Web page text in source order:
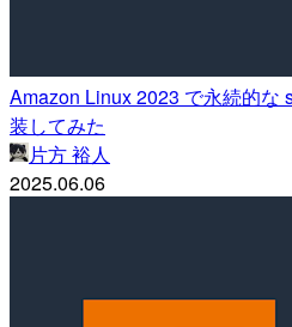
Amazon Linux 2023 で永続的な
装してみた
片方 裕人
2025.06.06